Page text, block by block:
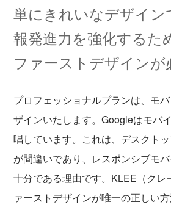
単にきれいなデザイン
報発進力を強化するた
ファーストデザインが
プロフェッショナルプランは、モ
ザインいたします。Googleはモバ
唱しています。これは、デスクト
が間違いであり、レスポンシブモ
十分である理由です。KLEE（クレ
ァーストデザインが唯一の正しい方